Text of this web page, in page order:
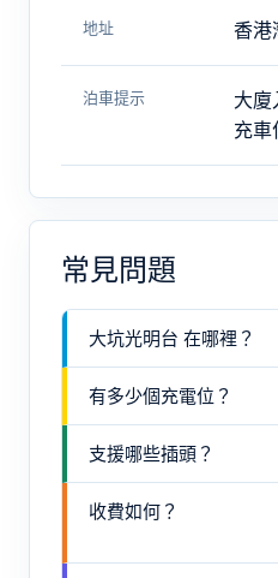
地址 香港
泊車提示
大廈
充車
常見問題
大坑光明台 在哪裡？
有多少個充電位？
支援哪些插頭？
收費如何？